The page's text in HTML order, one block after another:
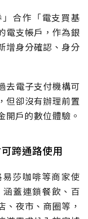
合作「電支買基
電支帳戶，作為銀
增身分確認、身分
去電子支付機構可
但卻沒有辦理前置
開戶的數位體驗。
跨通路使用
莎咖啡等商家使
蓋連鎖餐飲、百
夜市、商圈等，